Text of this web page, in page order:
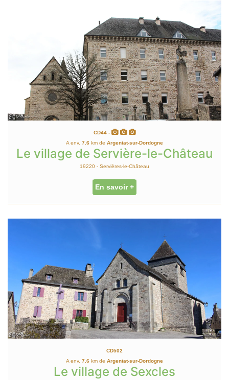
CD44 -
A env. 7.6 km de Argentat-sur-Dordogne
Le village de Servière-le-Château
19220 - Servières-le-Château
En savoir +
CD502
A env. 7.6 km de Argentat-sur-Dordogne
Le village de Sexcles